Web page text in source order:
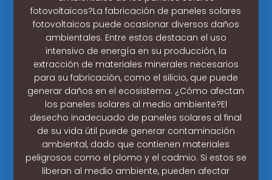
fotovoltaicos?La fabricación de paneles solares
fotovoltaicos puede ocasionar diversos daños
ambientales. Entre estos destacan el uso
intensivo de energía en su producción, la
extracción de materiales minerales necesarios
para su fabricación, como el silicio, que puede
generar daños en el ecosistema. ¿Cómo afectan
los paneles solares al medio ambiente?El
desecho inadecuado de paneles solares al final
de su vida útil puede generar contaminación
ambiental, dado que contienen materiales
peligrosos como el plomo y el cadmio. Si estos se
liberan al medio ambiente, pueden afectar